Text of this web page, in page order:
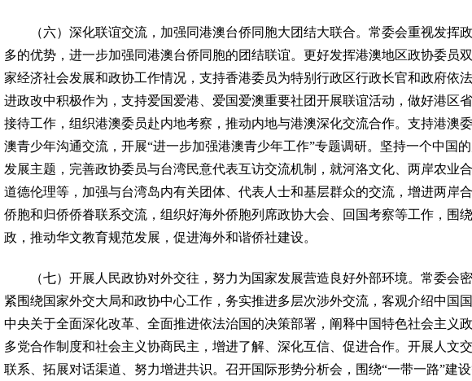
（六）深化联谊交流，加强同港澳台侨同胞大团结大联合。常委会重视发挥
多的优势，进一步加强同港澳台侨同胞的团结联谊。更好发挥港澳地区政协委员
家经济社会发展和政协工作情况，支持香港委员为特别行政区行政长官和政府依
进政改中积极作为，支持爱国爱港、爱国爱澳重要社团开展联谊活动，做好港区
接待工作，组织港澳委员赴内地考察，推动内地与港澳深化交流合作。支持港澳
澳青少年沟通交流，开展“进一步加强港澳青少年工作”专题调研。坚持一个中国
发展主题，完善政协委员与台湾民意代表互访交流机制，就河洛文化、两岸农业
道德伦理等，加强与台湾岛内有关团体、代表人士和基层群众的交流，增进两岸
侨胞和归侨侨眷联系交流，组织好海外侨胞列席政协大会、回国考察等工作，围
政，推动华文教育规范发展，促进海外和谐侨社建设。
（七）开展人民政协对外交往，努力为国家发展营造良好外部环境。常委会
紧围绕国家外交大局和政协中心工作，务实推进多层次涉外交流，客观介绍中国
中央关于全面深化改革、全面推进依法治国的决策部署，阐释中国特色社会主义
多党合作制度和社会主义协商民主，增进了解、深化互信、促进合作。开展人文
联系、拓展对话渠道、努力增进共识。召开国际形势分析会，围绕“一带一路”建